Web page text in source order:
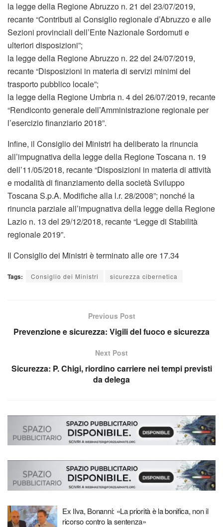
la legge della Regione Abruzzo n. 21 del 23/07/2019,
recante “Contributi al Consiglio regionale d’Abruzzo e alle
Sezioni provinciali dell’Ente Nazionale Sordomuti e
ulteriori disposizioni”;
la legge della Regione Abruzzo n. 22 del 24/07/2019,
recante “Disposizioni in materia di servizi minimi del
trasporto pubblico locale”;
la legge della Regione Umbria n. 4 del 26/07/2019, recante
“Rendiconto generale dell’Amministrazione regionale per
l’esercizio finanziario 2018”.
Infine, il Consiglio dei Ministri ha deliberato la rinuncia
all’impugnativa della legge della Regione Toscana n. 19
dell’11/05/2018, recante “Disposizioni in materia di attività
e modalità di finanziamento della società Sviluppo
Toscana S.p.A. Modifiche alla l.r. 28/2008”; nonché la
rinuncia parziale all’impugnativa della legge della Regione
Lazio n. 13 del 29/12/2018, recante “Legge di Stabilità
regionale 2019”.
Il Consiglio dei Ministri è terminato alle ore 17.34
Tags: Consiglio dei Ministri sicurezza cibernetica
Previous Post
Prevenzione e sicurezza: Vigili del fuoco e sicurezza
Next Post
Sicurezza: P. Chigi, riordino carriere nei tempi previsti
da delega
Ex Ilva, Bonanni: «La priorità è la bonifica, non il
ricorso contro la sentenza»